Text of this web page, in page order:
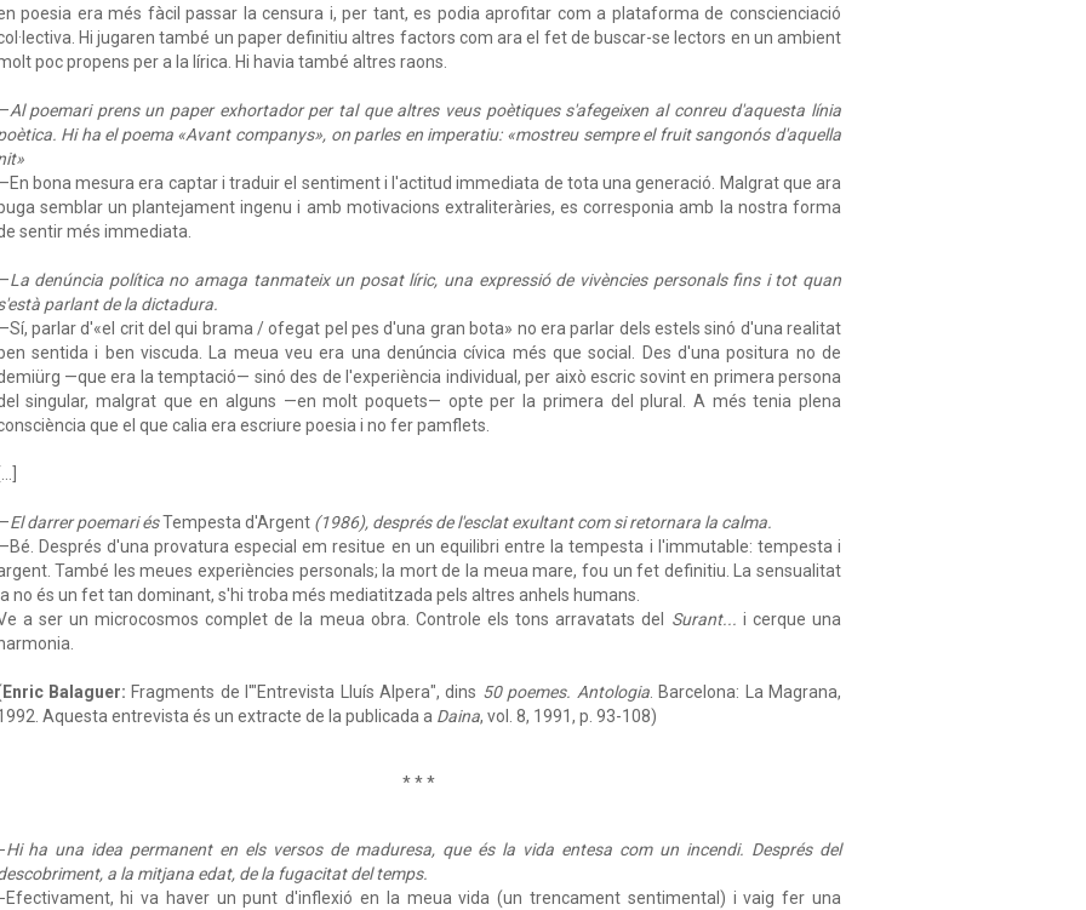
poesia era més fàcil passar la censura i, per tant, es podia aprofitar com a plataforma de conscienciació
Hi jugaren també un paper definitiu altres factors com ara el fet de buscar-se lectors en un ambient
poc propens per a la lírica. Hi havia també altres raons.
Al poemari prens un paper exhortador per tal que altres veus poètiques s'afegeixen al conreu d'aquesta línia
Hi ha el poema «Avant companys», on parles en imperatiu: «mostreu sempre el fruit sangonós d'aquella
bona mesura era captar i traduir el sentiment i l'actitud immediata de tota una generació. Malgrat que ara
semblar un plantejament ingenu i amb motivacions extraliteràries, es corresponia amb la nostra forma
sentir més immediata.
La denúncia política no amaga tanmateix un posat líric, una expressió de vivències personals fins i tot quan
parlant de la dictadura.
parlar d'«el crit del qui brama / ofegat pel pes d'una gran bota» no era parlar dels estels sinó d'una realitat
sentida i ben viscuda. La meua veu era una denúncia cívica més que social. Des d'una positura no de
—que era la temptació— sinó des de l'experiència individual, per això escric sovint en primera persona
singular, malgrat que en alguns —en molt poquets— opte per la primera del plural. A més tenia plena
que el que calia era escriure poesia i no fer pamflets.
El darrer poemari ésTempesta d'Argent(1986), després de l'esclat exultant com si retornara la calma.
Després d'una provatura especial em resitue en un equilibri entre la tempesta i l'immutable: tempesta i
També les meues experiències personals; la mort de la meua mare, fou un fet definitiu. La sensualitat
no és un fet tan dominant, s'hi troba més mediatitzada pels altres anhels humans.
a ser un microcosmos complet de la meua obra. Controle els tons arravatats del Surant... i cerque una
Enric Balaguer: Fragments de l'"Entrevista Lluís Alpera", dins 50 poemes. Antologia. Barcelona: La Magrana,
Aquesta entrevista és un extracte de la publicada a Daina, vol. 8, 1991, p. 93-108)
* * *
Hi ha una idea permanent en els versos de maduresa, que és la vida entesa com un incendi. Després del
a la mitjana edat, de la fugacitat del temps.
hi va haver un punt d'inflexió en la meua vida (un trencament sentimental) i vaig fer una